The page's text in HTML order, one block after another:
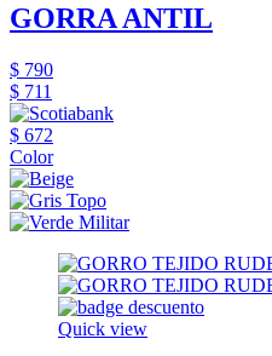
GORRA ANTIL
$ 790
$ 711
$ 672
Color
Quick view